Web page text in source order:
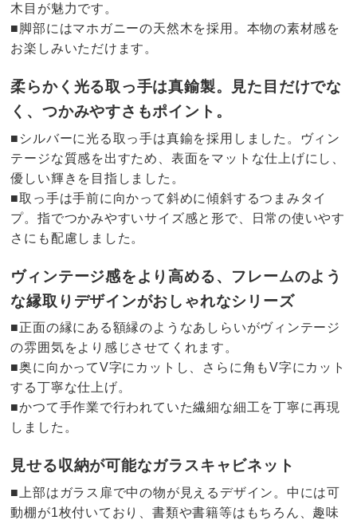
木目が魅力です。
■脚部にはマホガニーの天然木を採用。本物の素材感を
お楽しみいただけます。
柔らかく光る取っ手は真鍮製。見た目だけでな
く、つかみやすさもポイント。
■シルバーに光る取っ手は真鍮を採用しました。ヴィン
テージな質感を出すため、表面をマットな仕上げにし、
優しい輝きを目指しました。
■取っ手は手前に向かって斜めに傾斜するつまみタイ
プ。指でつかみやすいサイズ感と形で、日常の使いやす
さにも配慮しました。
ヴィンテージ感をより高める、フレームのよう
な縁取りデザインがおしゃれなシリーズ
■正面の縁にある額縁のようなあしらいがヴィンテージ
の雰囲気をより感じさせてくれます。
■奥に向かってV字にカットし、さらに角もV字にカット
する丁寧な仕上げ。
■かつて手作業で行われていた繊細な細工を丁寧に再現
しました。
見せる収納が可能なガラスキャビネット
■上部はガラス扉で中の物が見えるデザイン。中には可
動棚が1枚付いており、書類や書籍等はもちろん、趣味